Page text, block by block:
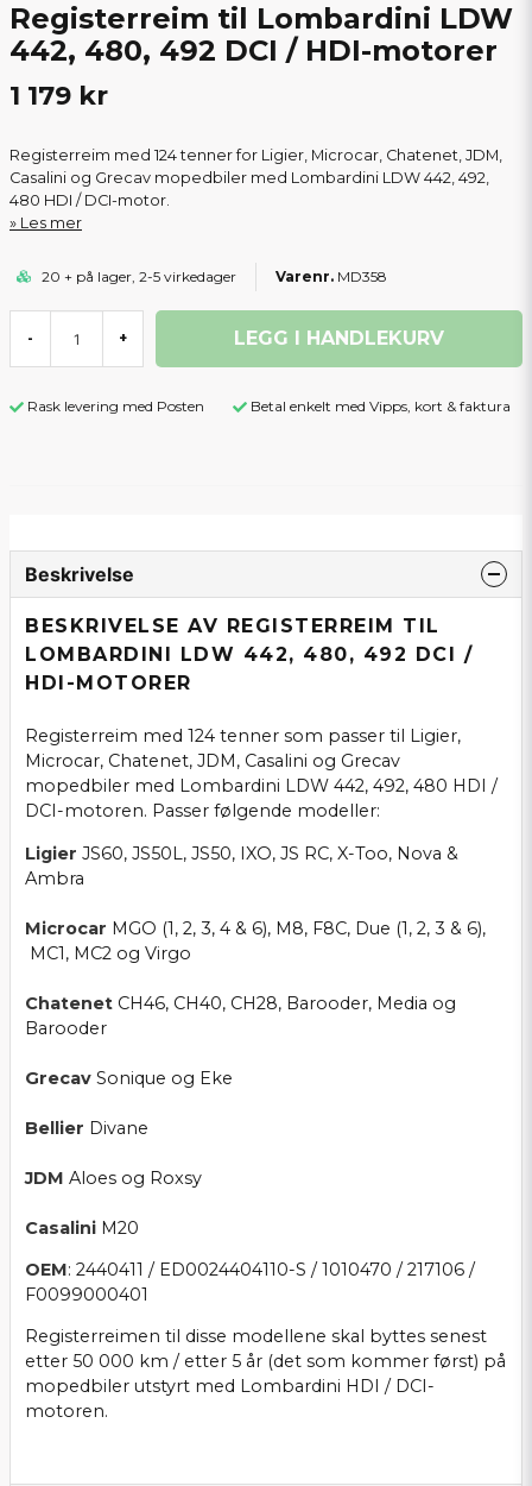
Registerreim til Lombardini LDW
442, 480, 492 DCI / HDI-motorer
1 179 kr
Registerreim med 124 tenner for Ligier, Microcar, Chatenet, JDM,
Casalini og Grecav mopedbiler med Lombardini LDW 442, 492,
480 HDI / DCI-motor.
Les mer
20 + på lager, 2-5 virkedager MD358
- + LEGG I HANDLEKURV
Rask levering med Posten Betal enkelt med Vipps, kort & faktura
Beskrivelse
BESKRIVELSE AV REGISTERREIM TIL
LOMBARDINI LDW 442, 480, 492 DCI /
HDI-MOTORER
Registerreim med 124 tenner som passer til Ligier,
Microcar, Chatenet, JDM, Casalini og Grecav
mopedbiler med Lombardini LDW 442, 492, 480 HDI /
DCI-motoren. Passer følgende modeller:
Ligier JS60, JS50L, JS50, IXO, JS RC, X-Too, Nova &
Ambra
Microcar MGO (1, 2, 3, 4 & 6), M8, F8C, Due (1, 2, 3 & 6),
MC1, MC2 og Virgo
Chatenet CH46, CH40, CH28, Barooder, Media og
Barooder
Grecav Sonique og Eke
Bellier Divane
JDM Aloes og Roxsy
Casalini M20
OEM: 2440411 / ED0024404110-S / 1010470 / 217106 /
F0099000401
Registerreimen til disse modellene skal byttes senest
etter 50 000 km / etter 5 år (det som kommer først) på
mopedbiler utstyrt med Lombardini HDI / DCI-
motoren.